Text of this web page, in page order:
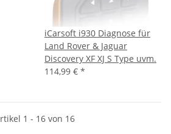
iCarsoft i930 Diagnose für
Land Rover & Jaguar
Discovery XF XJ S Type uvm.
114,99 € *
1 - 16 von 16